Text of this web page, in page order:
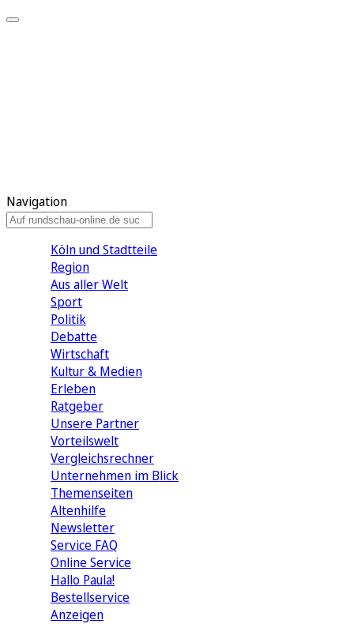
Navigation
Köln und Stadtteile
Region
Aus aller Welt
Sport
Politik
Debatte
Wirtschaft
Kultur & Medien
Erleben
Ratgeber
Unsere Partner
Vorteilswelt
Vergleichsrechner
Unternehmen im Blick
Themenseiten
Altenhilfe
Newsletter
Service FAQ
Online Service
Hallo Paula!
Bestellservice
Anzeigen